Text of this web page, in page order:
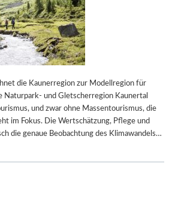
O
J
E
K
T
P
U
R
P
L
S
D
E
R
B
E
R
L
I
N
E
die Kaunerregion zur Modellregion für
Naturpark- und Gletscherregion Kaunertal
und zwar ohne Massentourismus, die
im Fokus. Die Wertschätzung, Pflege und
die genaue Beobachtung des Klimawandels…